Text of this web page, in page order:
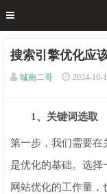
搜索引擎优化应
城南二哥 2024-10-
1、关键词选取
第一步，我们需要在
是优化的基础。选
网站优化的工作量，